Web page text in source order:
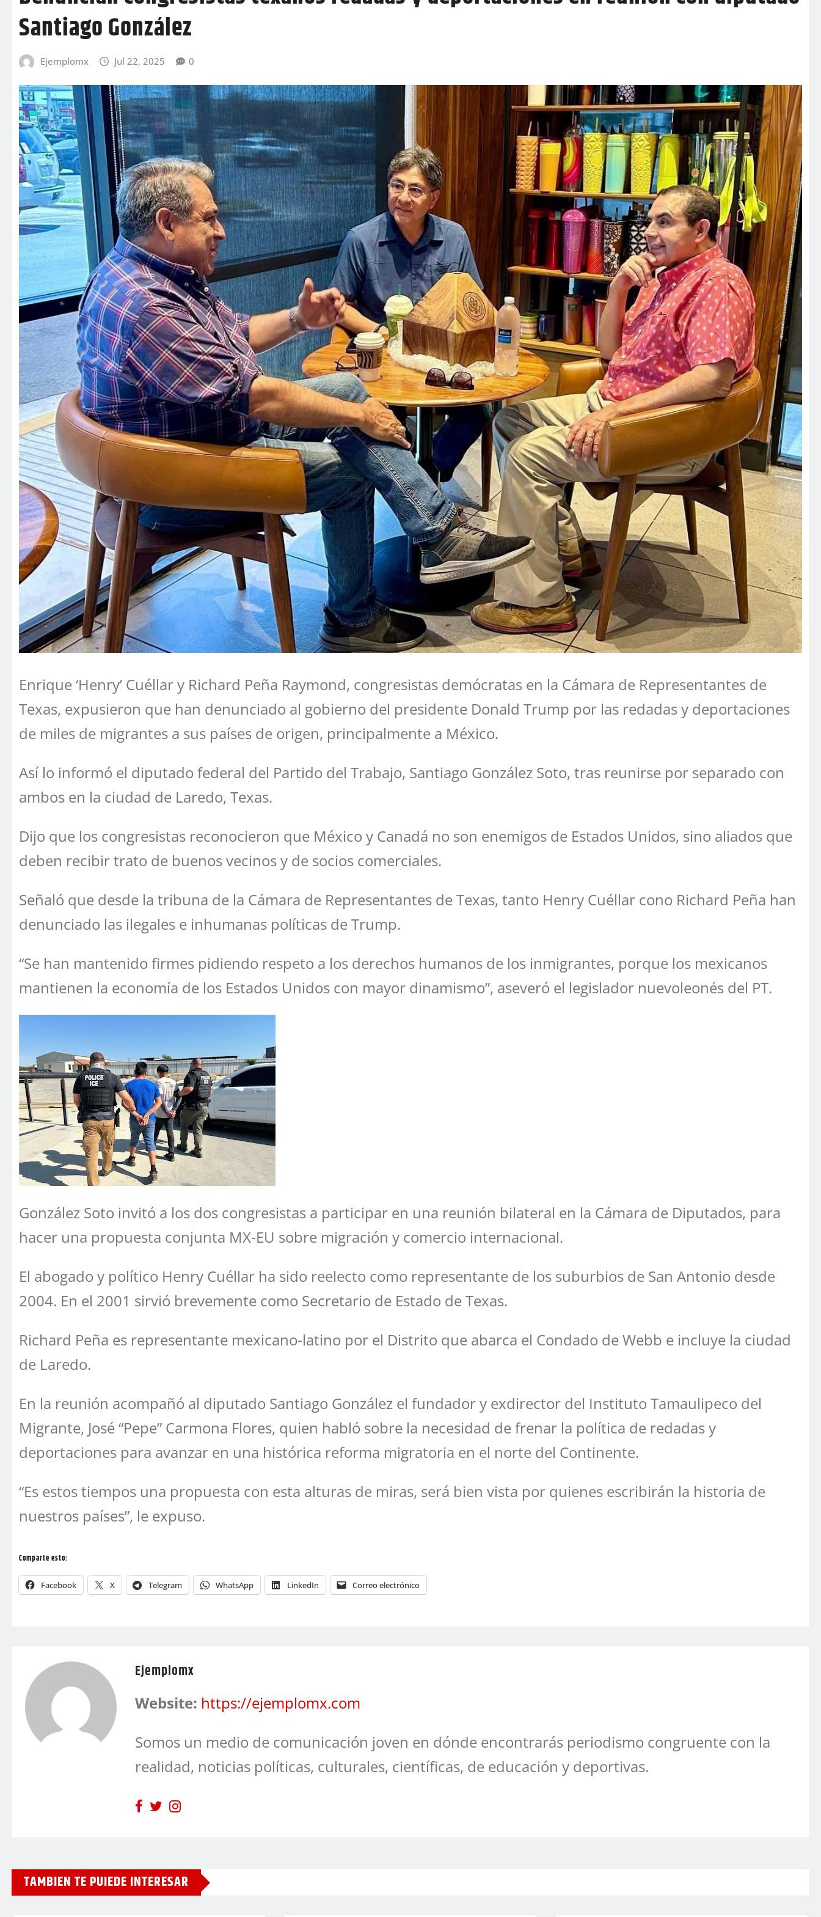
Santiago González
Ejemplomx Jul 22, 2025 0
Enrique ‘Henry’ Cuéllar y Richard Peña Raymond, congresistas demócratas en la Cámara de Representantes de
Texas, expusieron que han denunciado al gobierno del presidente Donald Trump por las redadas y deportaciones
de miles de migrantes a sus países de origen, principalmente a México.
Así lo informó el diputado federal del Partido del Trabajo, Santiago González Soto, tras reunirse por separado con
ambos en la ciudad de Laredo, Texas.
Dijo que los congresistas reconocieron que México y Canadá no son enemigos de Estados Unidos, sino aliados que
deben recibir trato de buenos vecinos y de socios comerciales.
Señaló que desde la tribuna de la Cámara de Representantes de Texas, tanto Henry Cuéllar cono Richard Peña han
denunciado las ilegales e inhumanas políticas de Trump.
“Se han mantenido firmes pidiendo respeto a los derechos humanos de los inmigrantes, porque los mexicanos
mantienen la economía de los Estados Unidos con mayor dinamismo”, aseveró el legislador nuevoleonés del PT.
González Soto invitó a los dos congresistas a participar en una reunión bilateral en la Cámara de Diputados, para
hacer una propuesta conjunta MX-EU sobre migración y comercio internacional.
El abogado y político Henry Cuéllar ha sido reelecto como representante de los suburbios de San Antonio desde
2004. En el 2001 sirvió brevemente como Secretario de Estado de Texas.
Richard Peña es representante mexicano-latino por el Distrito que abarca el Condado de Webb e incluye la ciudad
de Laredo.
En la reunión acompañó al diputado Santiago González el fundador y exdirector del Instituto Tamaulipeco del
Migrante, José “Pepe” Carmona Flores, quien habló sobre la necesidad de frenar la política de redadas y
deportaciones para avanzar en una histórica reforma migratoria en el norte del Continente.
“Es estos tiempos una propuesta con esta alturas de miras, será bien vista por quienes escribirán la historia de
nuestros países”, le expuso.
Comparte esto:
Facebook X Telegram WhatsApp LinkedIn Correo electrónico
Ejemplomx
Website: https://ejemplomx.com
Somos un medio de comunicación joven en dónde encontrarás periodismo congruente con la
realidad, noticias políticas, culturales, científicas, de educación y deportivas.
TAMBIEN TE PUIEDE INTERESAR